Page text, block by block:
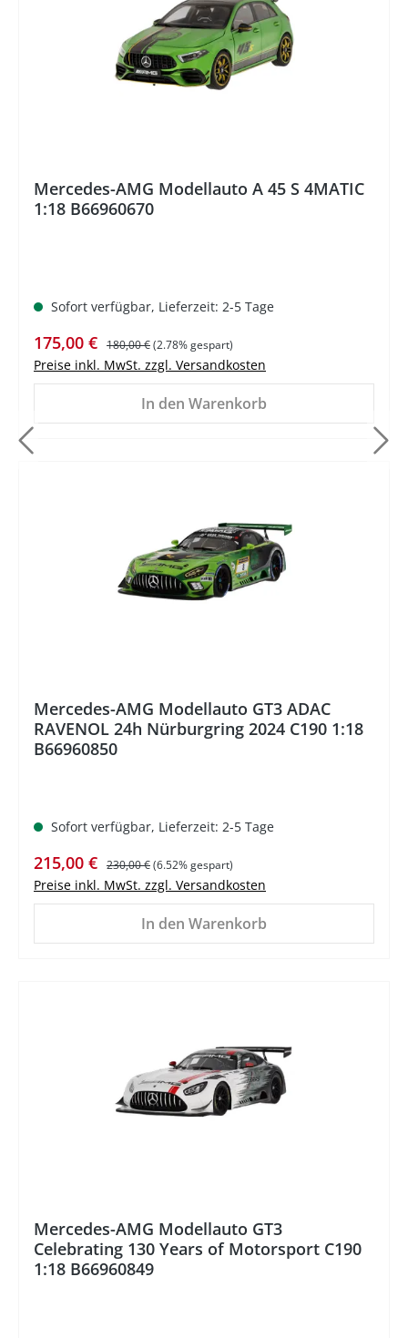
Mercedes-AMG Modellauto A 45 S 4MATIC
1:18 B66960670
Sofort verfügbar, Lieferzeit: 2-5 Tage
Verkaufspreis:
175,00 € Regulärer Preis:
180,00 €(2.78% gespart)
Preise inkl. MwSt. zzgl. Versandkosten
In den Warenkorb
Mercedes-AMG Modellauto GT3 ADAC
RAVENOL 24h Nürburgring 2024 C190 1:18
B66960850
Sofort verfügbar, Lieferzeit: 2-5 Tage
Verkaufspreis:
215,00 € Regulärer Preis:
230,00 €(6.52% gespart)
Preise inkl. MwSt. zzgl. Versandkosten
In den Warenkorb
Mercedes-AMG Modellauto GT3
Celebrating 130 Years of Motorsport C190
1:18 B66960849